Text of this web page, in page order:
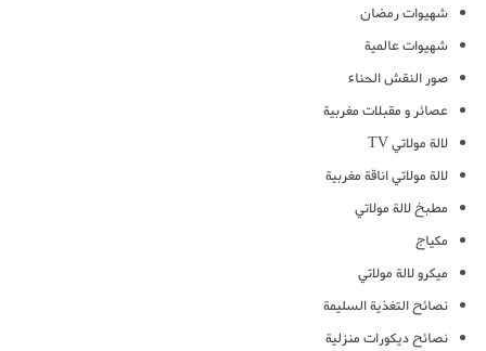
شهيوات رمضان
شهيوات عالمية
صور النقش الحناء
عصائر و مقبلات مغربية
لالة مولاتي TV
لالة مولاتي اناقة مغربية
مطبخ لالة مولاتي
مكياج
ميكرو لالة مولاتي
نصائح التغذية السليمة
نصائح ديكورات منزلية